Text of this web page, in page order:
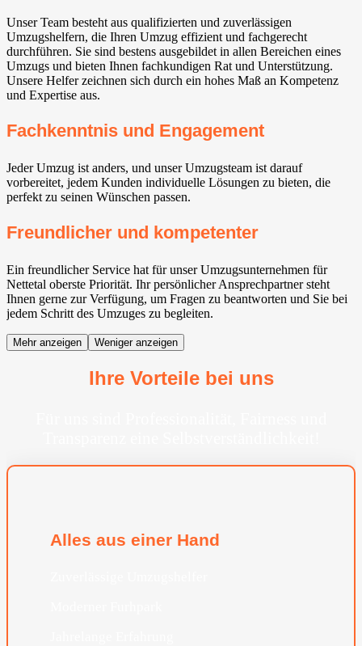
Unser Team besteht aus qualifizierten und zuverlässigen
Umzugshelfern, die Ihren Umzug effizient und fachgerecht
durchführen. Sie sind bestens ausgebildet in allen Bereichen eines
Umzugs und bieten Ihnen fachkundigen Rat und Unterstützung.
Unsere Helfer zeichnen sich durch ein hohes Maß an Kompetenz
und Expertise aus.
Fachkenntnis und Engagement
Jeder Umzug ist anders, und unser Umzugsteam ist darauf
vorbereitet, jedem Kunden individuelle Lösungen zu bieten, die
perfekt zu seinen Wünschen passen.
Freundlicher und kompetenter
Ein freundlicher Service hat für unser Umzugsunternehmen für
Nettetal oberste Priorität. Ihr persönlicher Ansprechpartner steht
Ihnen gerne zur Verfügung, um Fragen zu beantworten und Sie bei
jedem Schritt des Umzuges zu begleiten.
Mehr anzeigen Weniger anzeigen
Ihre Vorteile bei uns
Alles aus einer Hand